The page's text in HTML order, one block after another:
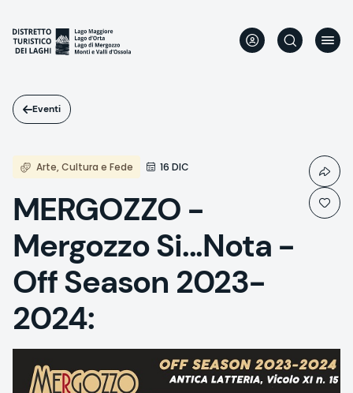
contenuto
principale
Eventi
Arte, Cultura e Fede 16 DIC
MERGOZZO -
Mergozzo Si...Nota -
Off Season 2023-
2024: